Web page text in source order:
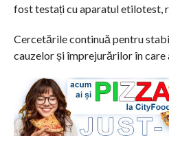
fost testați cu aparatul etilotest,
Cercetările continuă pentru
cauzelor și împrejurărilor în care